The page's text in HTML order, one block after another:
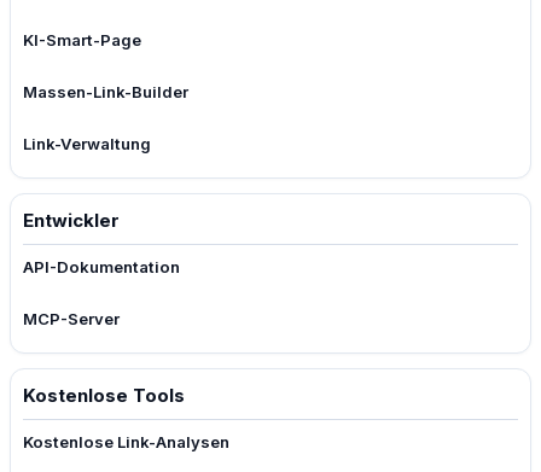
KI-Smart-Page
Massen-Link-Builder
Link-Verwaltung
Entwickler
API-Dokumentation
MCP-Server
Kostenlose Tools
Kostenlose Link-Analysen